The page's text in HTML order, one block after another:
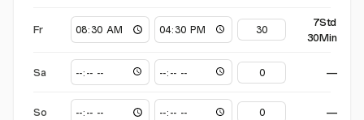
Fr
7Std
30Min
Sa —
So —